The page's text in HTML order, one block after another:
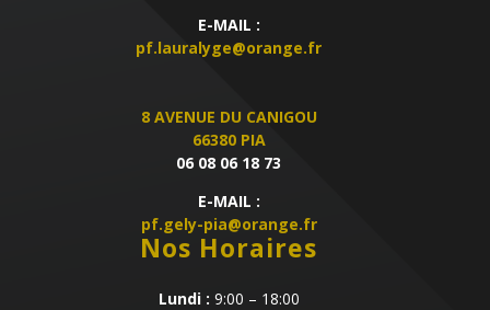
E-MAIL :
pf.lauralyge@orange.fr
8 AVENUE DU CANIGOU
66380 PIA
06 08 06 18 73
E-MAIL :
pf.gely-pia@orange.fr
Nos Horaires
Lundi : 9:00 – 18:00